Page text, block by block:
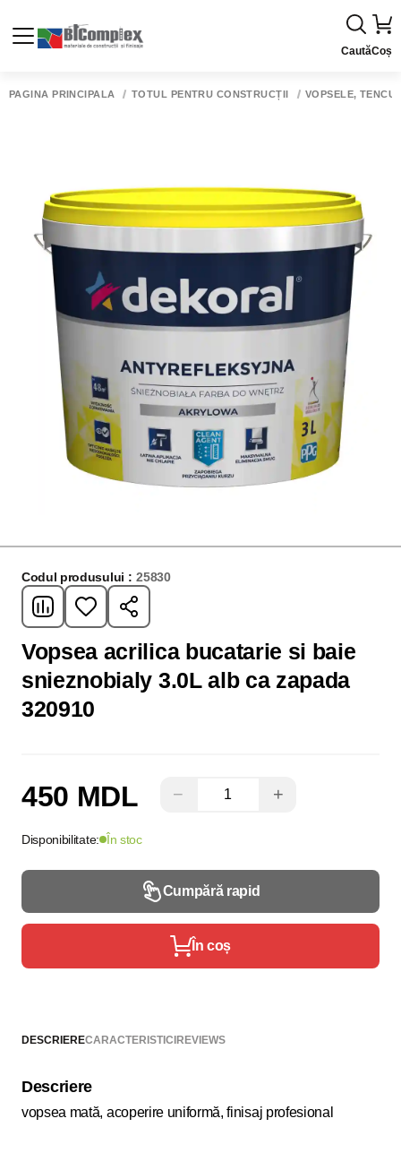
CautăCoș
PAGINA PRINCIPALĂ TOTUL PENTRU CONSTRUCȚII VOPSELE,
Codul produsului : 25830
Vopsea acrilica bucatarie si baie
snieznobialy 3.0L alb ca zapada
320910
450 MDL − +
Disponibilitate: În stoc
Cumpără rapid
În coș
DESCRIERECARACTERISTICIREVIEWS
Descriere
vopsea mată, acoperire uniformă, finisaj profesional